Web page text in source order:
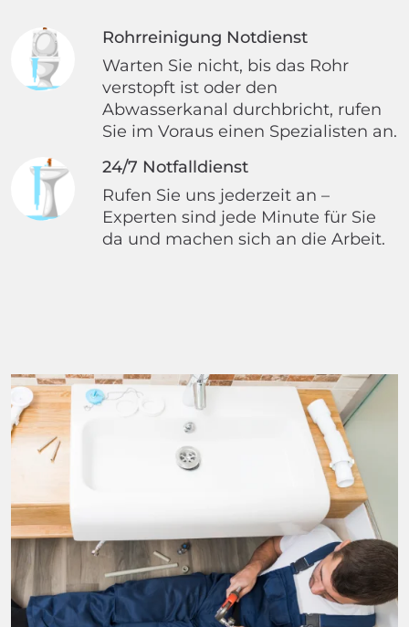
Rohrreinigung Notdienst
Warten Sie nicht, bis das Rohr
verstopft ist oder den
Abwasserkanal durchbricht, rufen
Sie im Voraus einen Spezialisten an.
24/7 Notfalldienst
Rufen Sie uns jederzeit an –
Experten sind jede Minute für Sie
da und machen sich an die Arbeit.